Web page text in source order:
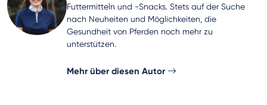
Futtermitteln und -Snacks. Stets auf der Suche
nach Neuheiten und Möglichkeiten, die
Gesundheit von Pferden noch mehr zu
unterstützen.
Mehr über diesen Autor